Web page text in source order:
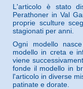
L'articolo è stato
Perathoner in Val
proprie sculture
stagionati per anni.
Ogni modello
modello in creta e
viene
fonde il modello in
l'articolo in diverse
patinate e dorate.